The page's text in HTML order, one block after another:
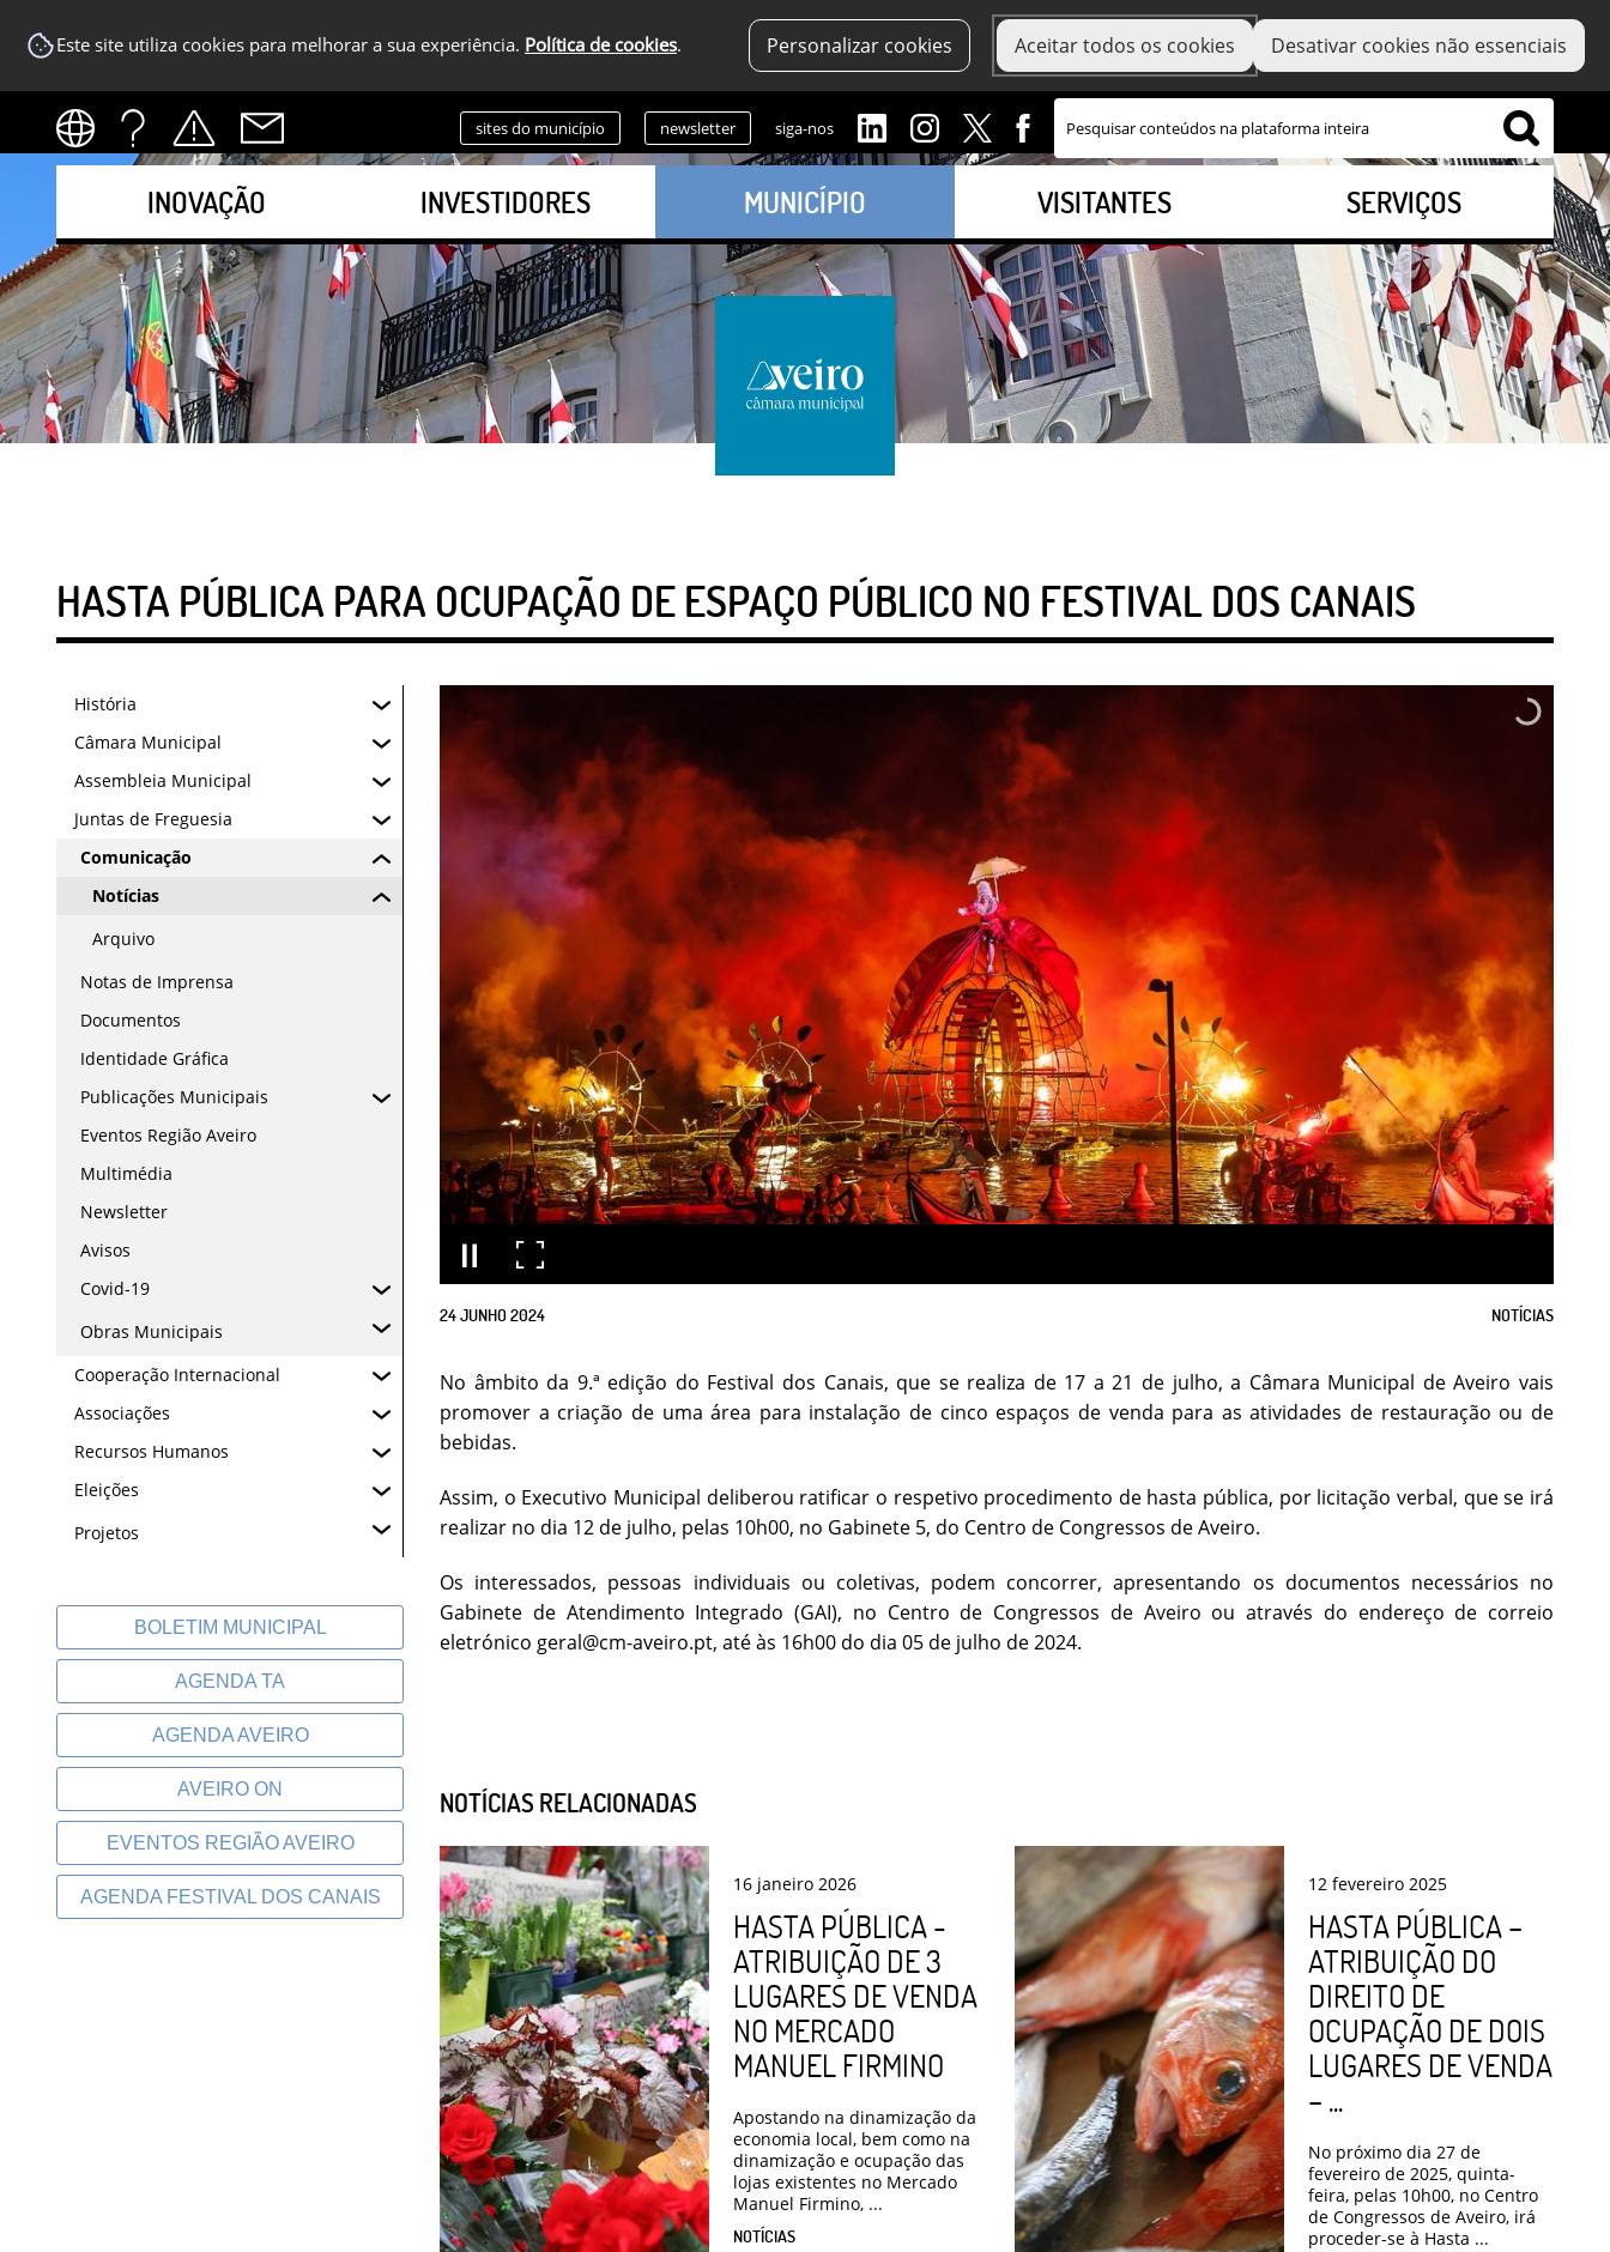
Este site utiliza cookies para melhorar a sua experiência. Política de cookies. Personalizar cookies Aceitar todos os cookies Desativar cookies não essenciais
sites do município newsletter siga-nos
INOVAÇÃO INVESTIDORES MUNICÍPIO VISITANTES SERVIÇOS
HASTA PÚBLICA PARA OCUPAÇÃO DE ESPAÇO PÚBLICO NO FESTIVAL DOS CANAIS
História
Câmara Municipal
Assembleia Municipal
Juntas de Freguesia
Comunicação
Notícias
Arquivo
Notas de Imprensa
Documentos
Identidade Gráfica
Publicações Municipais
Eventos Região Aveiro
Multimédia
Newsletter
Avisos
Covid-19
Obras Municipais
Cooperação Internacional
Associações
Recursos Humanos
Eleições
Projetos
BOLETIM MUNICIPAL
AGENDA TA
AGENDA AVEIRO
AVEIRO ON
EVENTOS REGIÃO AVEIRO
AGENDA FESTIVAL DOS CANAIS
24JUNHO2024 NOTÍCIAS
No âmbito da 9.ª edição do Festival dos Canais, que se realiza de 17 a 21 de julho, a Câmara Municipal de Aveiro vais
promover a criação de uma área para instalação de cinco espaços de venda para as atividades de restauração ou de
bebidas.
Assim, o Executivo Municipal deliberou ratificar o respetivo procedimento de hasta pública, por licitação verbal, que se irá
realizar no dia 12 de julho, pelas 10h00, no Gabinete 5, do Centro de Congressos de Aveiro.
Os interessados, pessoas individuais ou coletivas, podem concorrer, apresentando os documentos necessários no
Gabinete de Atendimento Integrado (GAI), no Centro de Congressos de Aveiro ou através do endereço de correio
eletrónico geral@cm-aveiro.pt, até às 16h00 do dia 05 de julho de 2024.
NOTÍCIAS RELACIONADAS
16 janeiro 2026
HASTA PÚBLICA -
ATRIBUIÇÃO DE 3
LUGARES DE VENDA
NO MERCADO
MANUEL FIRMINO
Apostando na dinamização da
economia local, bem como na
dinamização e ocupação das
lojas existentes no Mercado
Manuel Firmino, ...
NOTÍCIAS
12 fevereiro 2025
HASTA PÚBLICA –
ATRIBUIÇÃO DO
DIREITO DE
OCUPAÇÃO DE DOIS
LUGARES DE VENDA
– ...
No próximo dia 27 de
fevereiro de 2025, quinta-
feira, pelas 10h00, no Centro
de Congressos de Aveiro, irá
proceder-se à Hasta ...